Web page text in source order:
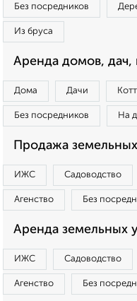
Без посредников
Из бруса
Аренда домов, дач,
Дома Дачи
Без посредников На
Продажа земельных
ИЖС Садоводство
Агенство Без
Аренда земельных
ИЖС Садоводство
Агенство Без